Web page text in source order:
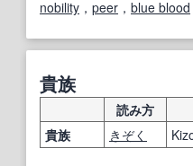
nobility ， peer ， blue blood
貴族
読み方
貴族
きぞく